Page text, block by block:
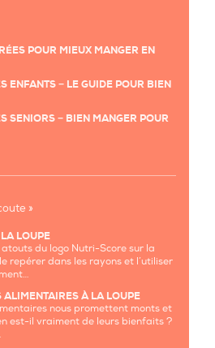
POUR MIEUX MANGER EN
ENFANTS − LE GUIDE POUR BIEN
SENIORS − BIEN MANGER POUR
»
LOUPE
du logo Nutri-Score sur la
repérer dans les rayons et l’utiliser
ALIMENTAIRES À LA LOUPE
nous promettent monts et
est-il vraiment de leurs bienfaits ?